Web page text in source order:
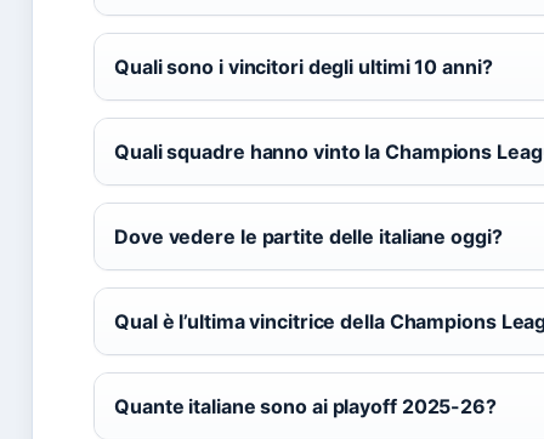
Quali sono i vincitori degli ultimi 10 anni?
Quali squadre hanno vinto la Champions
Dove vedere le partite delle italiane oggi?
Qual è l’ultima vincitrice della Champions
Quante italiane sono ai playoff 2025-26?